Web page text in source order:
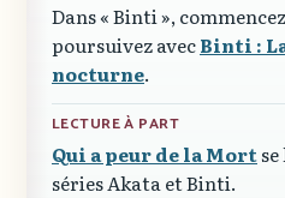
Dans« Binti »,
poursuivez avecBinti :
nocturne.
LECTURE À PART
Qui a peur de la Mort
sériesAkataetBinti.